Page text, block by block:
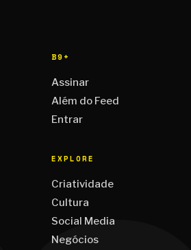
B9+
Assinar
Além do Feed
Entrar
EXPLORE
Criatividade
Cultura
Social Media
Negócios